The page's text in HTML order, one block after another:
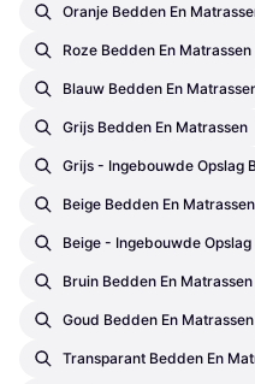
Oranje Bedden En
Roze Bedden En Matrassen
Blauw Bedden En
Grijs Bedden En Matrassen
Grijs - Ingebouwde Opslag
Beige Bedden En Matrassen
Beige - Ingebouwde
Bruin Bedden En Matrassen
Goud Bedden En Matrassen
Transparant Bedden En